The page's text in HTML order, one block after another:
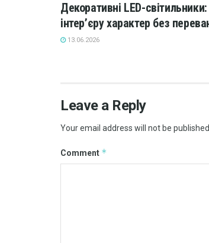
Декоративні LED-
інтер’єру характер без
13.06.2026
Leave a Reply
Your email address will not be
Comment *